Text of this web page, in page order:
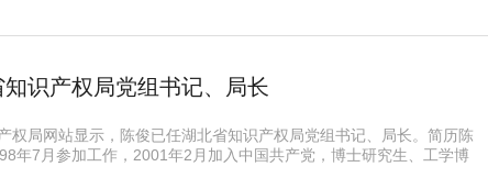
识产权局党组书记、局长
权局网站显示，陈俊已任湖北省知识产权局党组书记、局长。简历陈
年7月参加工作，2001年2月加入中国共产党，博士研究生、工学博